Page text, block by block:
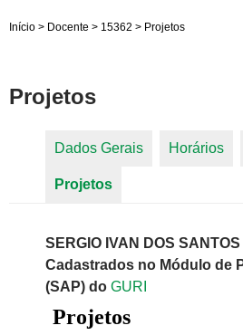
Início > Docente > 15362 > Projetos
Projetos
Dados Gerais Horários
Projetos
SERGIO IVAN DOS SANTOS
Cadastrados no Módulo de
(SAP) do GURI